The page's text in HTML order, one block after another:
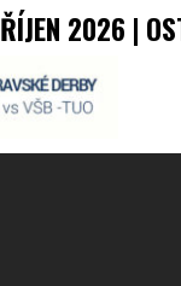
ŘÍJEN 2026 |